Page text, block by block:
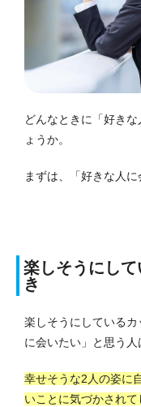
どんなときに「好き
ょうか。
まずは、「好きな人に
楽しそうにし
き
楽しそうにしている
に会いたい」と思う人
幸せそうな2人の姿に
いことに気づかされて